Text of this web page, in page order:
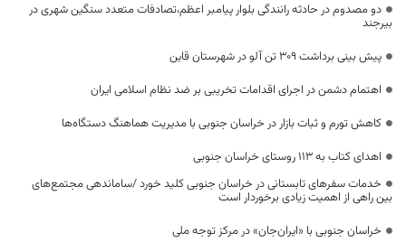
دو مصدوم در حادثه رانندگی بلوار پیامبر اعظم،تصادفات متعدد سنگین شهری در
بیرجند
پیش بینی برداشت ۳۰۹ تن آلو در شهرستان قاین
اهتمام دشمن در اجرای اقدامات تخریبی بر ضد نظام اسلامی ایران
کاهش تورم و ثبات بازار در خراسان جنوبی با مدیریت هماهنگ دستگاه‌ها
اهدای کتاب به 113 روستای خراسان جنوبی
خدمات سفرهای تابستانی در خراسان جنوبی کلید خورد /ساماندهی مجتمع‌های
بین راهی از اهمیت زیادی برخوردار است
خراسان جنوبی با «ایران‌جان» در مرکز توجه ملی